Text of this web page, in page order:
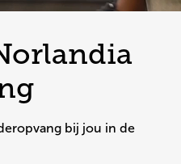
bij jou in de